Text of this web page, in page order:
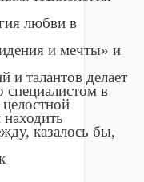
любви в
и мечты» и
и талантов делает
специалистом в
казалось бы,